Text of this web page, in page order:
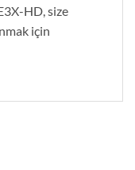
HD, size
için